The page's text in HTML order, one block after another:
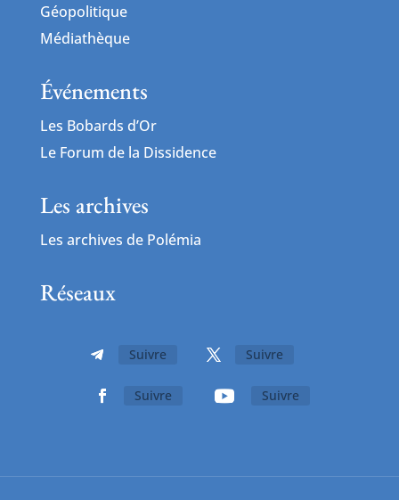
Géopolitique
Médiathèque
Événements
Les Bobards d’Or
Le Forum de la Dissidence
Les archives
Les archives de Polémia
Réseaux
Suivre Suivre
Suivre Suivre